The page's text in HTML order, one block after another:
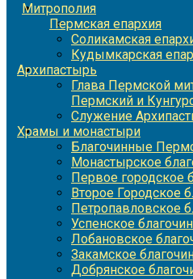
Митрополия
Пермская епархия
Соликамская
Кудымкарская
Архипастырь
Глава Пермской
Пермский и
Служение
Храмы и монастыри
Благочинные
Монастырское
Первое городское
Второе Городское
Петропавловское
Успенское
Лобановское
Закамское
Добрянское